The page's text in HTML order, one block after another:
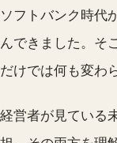
ソフトバンク時代
んできました。そ
だけでは何も変わ
経営者が見ている